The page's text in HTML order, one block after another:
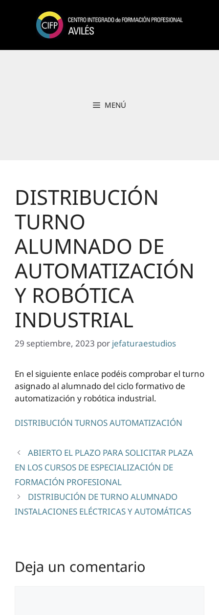
contenido
MENÚ
DISTRIBUCIÓN
TURNO
ALUMNADO DE
AUTOMATIZACIÓN
Y ROBÓTICA
INDUSTRIAL
29 septiembre, 2023 por jefaturaestudios
En el siguiente enlace podéis comprobar el turno
asignado al alumnado del ciclo formativo de
automatización y robótica industrial.
DISTRIBUCIÓN TURNOS AUTOMATIZACIÓN
ABIERTO EL PLAZO PARA SOLICITAR PLAZA
EN LOS CURSOS DE ESPECIALIZACIÓN DE
FORMACIÓN PROFESIONAL
DISTRIBUCIÓN DE TURNO ALUMNADO
INSTALACIONES ELÉCTRICAS Y AUTOMÁTICAS
Deja un comentario